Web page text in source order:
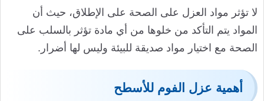
لا تؤثر مواد العزل على الصحة على الإطلاق، حيث أن
المواد يتم التأكد من خلوها من أي مادة تؤثر بالسلب على
الصحة مع اختيار مواد صديقة للبيئة وليس لها أضرار.
أهمية عزل الفوم للأسطح